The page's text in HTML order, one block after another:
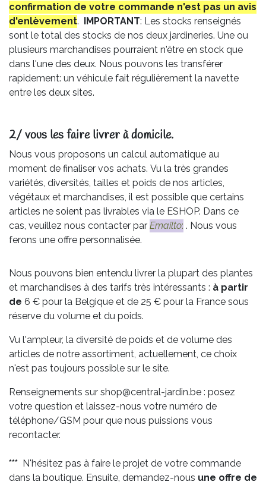
confirmation de votre commande n'est pas un avis
d'enlèvement. IMPORTANT: Les stocks renseignés
sont le total des stocks de nos deux jardineries. Une ou
plusieurs marchandises pourraient n'être en stock que
dans l'une des deux. Nous pouvons les transférer
rapidement: un véhicule fait régulièrement la navette
entre les deux sites.
2/ vous les faire livrer à domicile.
Nous vous proposons un calcul automatique au
moment de finaliser vos achats. Vu la très grandes
variétés, diversités, tailles et poids de nos articles,
végétaux et marchandises, il est possible que certains
articles ne soient pas livrables via le ESHOP. Dans ce
cas, veuillez nous contacter par Emailto: . Nous vous
ferons une offre personnalisée.
Nous pouvons bien entendu livrer la plupart des plantes
et marchandises à des tarifs très intéressants : à partir
de 6 € pour la Belgique et de 25 € pour la France sous
réserve du volume et du poids.
Vu l'ampleur, la diversité de poids et de volume des
articles de notre assortiment, actuellement, ce choix
n'est pas toujours possible sur le site.
Renseignements sur shop@central-jardin.be : posez
votre question et laissez-nous votre numéro de
téléphone/GSM pour que nous puissions vous
recontacter.
*** N'hésitez pas à faire le projet de votre commande
dans la boutique. Ensuite, demandez-nous une offre de